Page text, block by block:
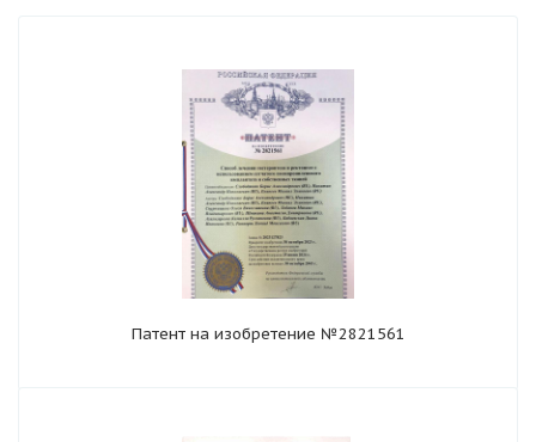
Патент на изобретение №2821561